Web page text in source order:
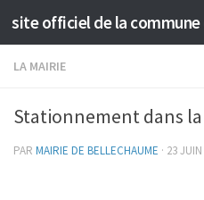
Skip to content
LA MAIRIE
Stationnement dans
PAR MAIRIE DE BELLECHAUME · 23